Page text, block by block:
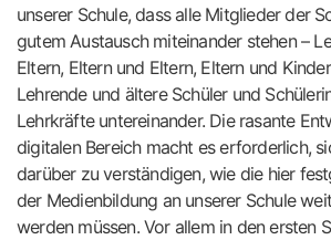
unserer Schule, dass alle Mitglieder der
gutem Austausch miteinander stehen –
Eltern, Eltern und Eltern, Eltern und
Lehrende und ältere Schüler und
Lehrkräfte untereinander. Die rasante
digitalen Bereich macht es erforderlich,
darüber zu verständigen, wie die hier
der Medienbildung an unserer Schule
werden müssen. Vor allem in den ersten